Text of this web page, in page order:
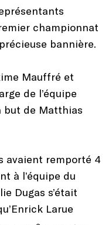
championnat
bannière.
Mauffré et
de l’équipe
but de Matthias
avaient remporté 4
à l’équipe du
Dugas s’était
Larue